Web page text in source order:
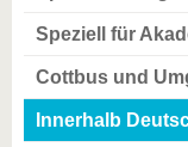
Speziell für
Cottbus und
Innerhalb